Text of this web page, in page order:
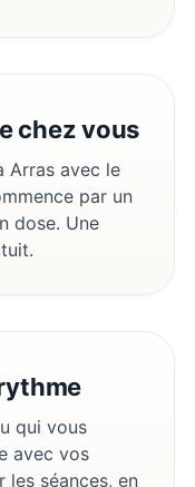
chez vous
Arras avec le
par un
dose. Une
qui vous
avec vos
les séances, en